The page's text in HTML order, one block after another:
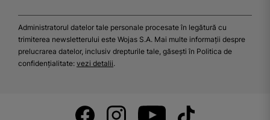
Administratorul datelor tale personale procesate în legătură cu
trimiterea newsletterului este Wojas S.A. Mai multe informații despre
prelucrarea datelor, inclusiv drepturile tale, găsești în Politica de
confidențialitate: vezi detalii.